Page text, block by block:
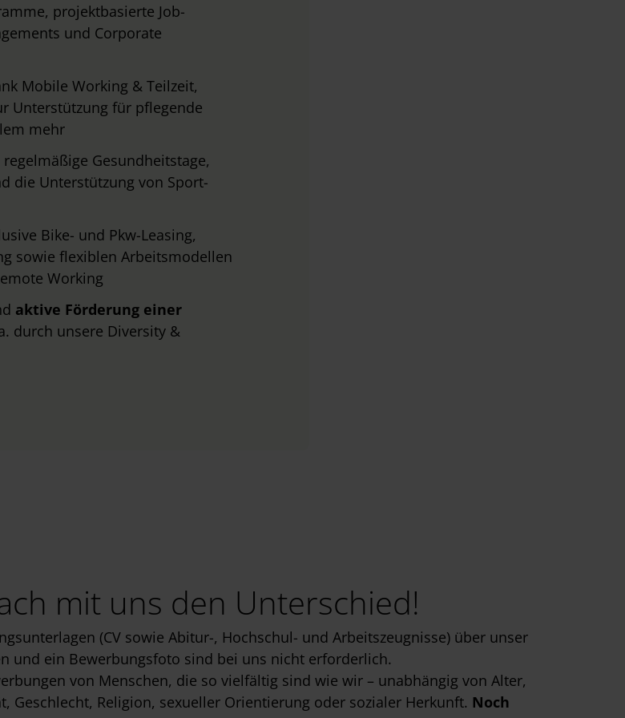
projektbasierte Job-
und Corporate
Mobile Working & Teilzeit,
Unterstützung für pflegende
mehr
Gesundheitstage,
die Unterstützung von Sport-
Bike- und Pkw-Leasing,
sowie flexiblen Arbeitsmodellen
Working
aktive Förderung einer
durch unsere Diversity &
mit uns den Unterschied!
(CV sowie Abitur-, Hochschul- und Arbeitszeugnisse) über unser
und ein Bewerbungsfoto sind bei uns nicht erforderlich.
von Menschen, die so vielfältig sind wie wir – unabhängig von Alter,
Religion, sexueller Orientierung oder sozialer Herkunft. Noch